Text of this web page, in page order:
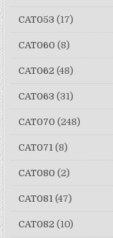
CAT053 (17)
CAT060 (8)
CAT062 (48)
CAT063 (31)
CAT070 (248)
CAT071 (8)
CAT080 (2)
CAT081 (47)
CAT082 (10)